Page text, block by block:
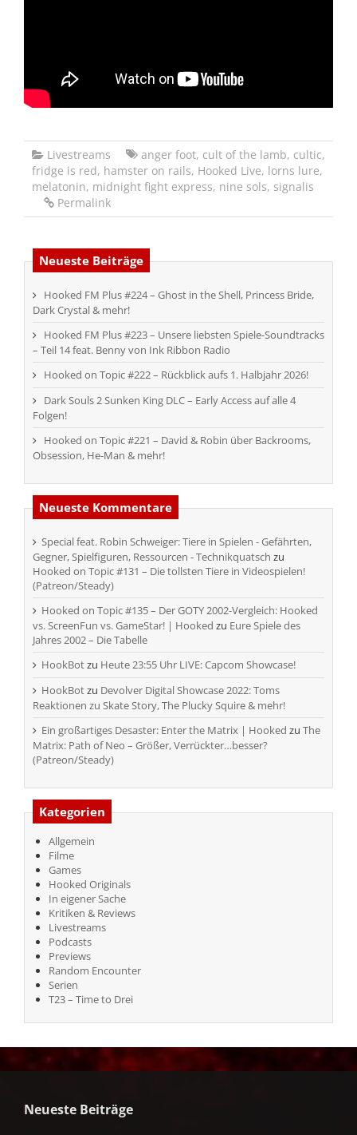
Livestreams anger foot, cult of the lamb, cultic,
fridge is red, hamster on rails, Hooked Live, lorns lure,
melatonin, midnight fight express, nine sols, signalis
Permalink
Neueste Beiträge
Hooked FM Plus #224 – Ghost in the Shell, Princess Bride,
Dark Crystal & mehr!
Hooked FM Plus #223 – Unsere liebsten Spiele-Soundtracks
– Teil 14 feat. Benny von Ink Ribbon Radio
Hooked on Topic #222 – Rückblick aufs 1. Halbjahr 2026!
Dark Souls 2 Sunken King DLC – Early Access auf alle 4
Folgen!
Hooked on Topic #221 – David & Robin über Backrooms,
Obsession, He-Man & mehr!
Neueste Kommentare
Special feat. Robin Schweiger: Tiere in Spielen - Gefährten,
Gegner, Spielfiguren, Ressourcen - Technikquatsch zu
Hooked on Topic #131 – Die tollsten Tiere in Videospielen!
(Patreon/Steady)
Hooked on Topic #135 – Der GOTY 2002-Vergleich: Hooked
vs. ScreenFun vs. GameStar! | Hooked zu Eure Spiele des
Jahres 2002 – Die Tabelle
HookBotzu Heute 23:55 Uhr LIVE: Capcom Showcase!
HookBotzu Devolver Digital Showcase 2022: Toms
Reaktionen zu Skate Story, The Plucky Squire & mehr!
Ein großartiges Desaster: Enter the Matrix | Hooked zu The
Matrix: Path of Neo – Größer, Verrückter…besser?
(Patreon/Steady)
Kategorien
Allgemein
Filme
Games
Hooked Originals
In eigener Sache
Kritiken & Reviews
Livestreams
Podcasts
Previews
Random Encounter
Serien
T23 – Time to Drei
Neueste Beiträge